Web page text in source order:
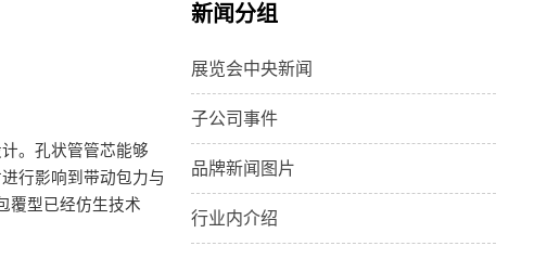
。孔状管管芯能够
行影响到带动包力与
覆型已经仿生技术
新闻分组
展览会中央新闻
子公司事件
品牌新闻图片
行业内介绍